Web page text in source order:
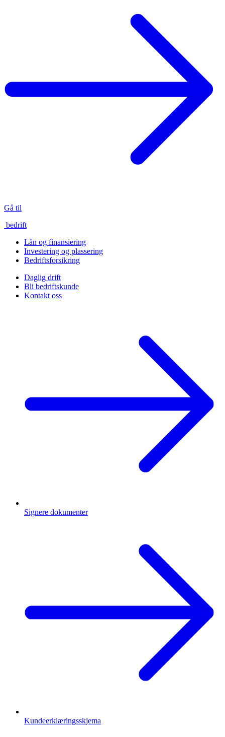
Gå til
bedrift
Lån og finansiering
Investering og plassering
Bedriftsforsikring
Daglig drift
Bli bedriftskunde
Kontakt oss
Signere dokumenter
Kundeerklæringsskjema